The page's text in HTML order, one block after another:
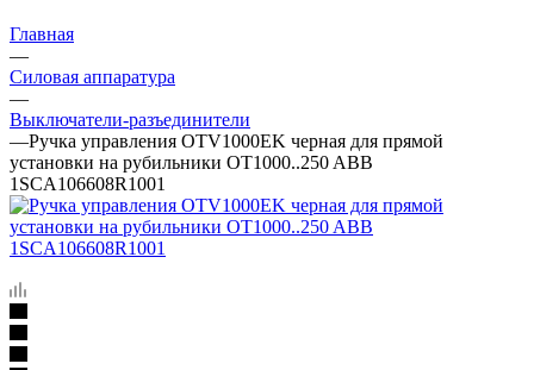
Главная
—
Силовая аппаратура
—
Выключатели-разъединители
—Ручка управления OTV1000EK черная для прямой
установки на рубильники OT1000..250 ABB
1SCA106608R1001